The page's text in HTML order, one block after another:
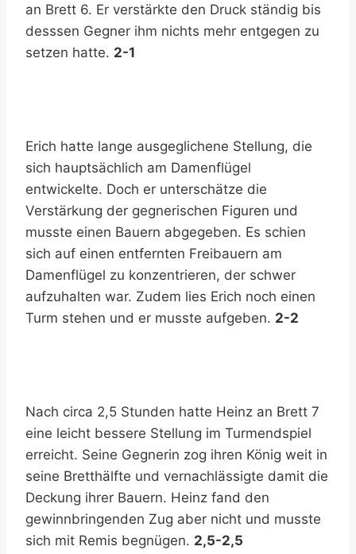
an Brett 6. Er verstärkte den Druck ständig bis
desssen Gegner ihm nichts mehr entgegen zu
setzen hatte. 2-1
Erich hatte lange ausgeglichene Stellung, die
sich hauptsächlich am Damenflügel
entwickelte. Doch er unterschätze die
Verstärkung der gegnerischen Figuren und
musste einen Bauern abgegeben. Es schien
sich auf einen entfernten Freibauern am
Damenflügel zu konzentrieren, der schwer
aufzuhalten war. Zudem lies Erich noch einen
Turm stehen und er musste aufgeben. 2-2
Nach circa 2,5 Stunden hatte Heinz an Brett 7
eine leicht bessere Stellung im Turmendspiel
erreicht. Seine Gegnerin zog ihren König weit in
seine Bretthälfte und vernachlässigte damit die
Deckung ihrer Bauern. Heinz fand den
gewinnbringenden Zug aber nicht und musste
sich mit Remis begnügen. 2,5-2,5